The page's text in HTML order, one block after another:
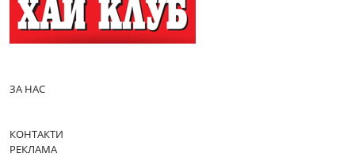
ЗА НАС
КОНТАКТИ
РЕКЛАМА